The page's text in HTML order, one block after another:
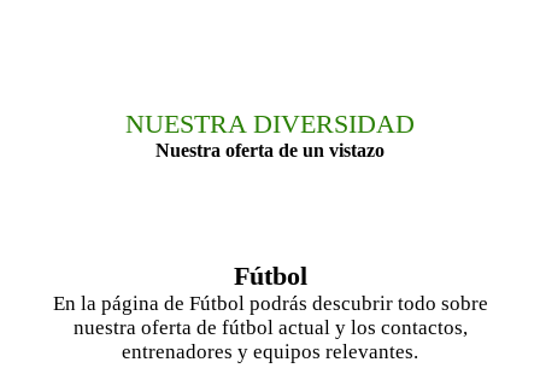
NUESTRA DIVERSIDAD
Nuestra oferta de un vistazo
Fútbol
En la página de Fútbol podrás descubrir todo sobre
nuestra oferta de fútbol actual y los contactos,
entrenadores y equipos relevantes.